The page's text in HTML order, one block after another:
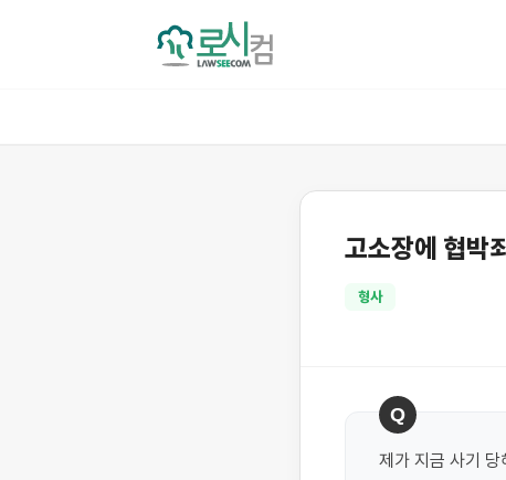
고소장에 협박
형사
Q
제가 지금 사기